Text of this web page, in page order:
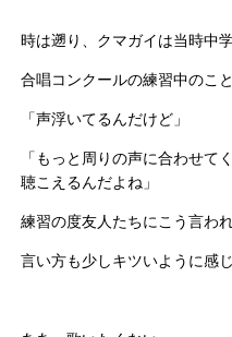
時は遡り、クマガイは当時中
合唱コンクールの練習中のこと
「声浮いてるんだけど」
「もっと周りの声に合わせて
聴こえるんだよね」
練習の度友人たちにこう言わ
言い方も少しキツいように感